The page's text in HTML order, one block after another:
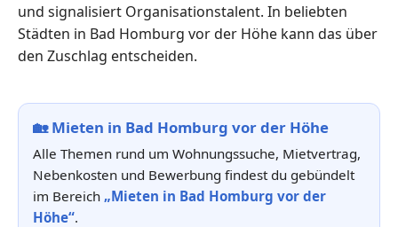
und signalisiert Organisationstalent. In beliebten
Städten in Bad Homburg vor der Höhe kann das über
den Zuschlag entscheiden.
🏡Mieten in Bad Homburg vor der Höhe
Alle Themen rund um Wohnungssuche, Mietvertrag,
Nebenkosten und Bewerbung findest du gebündelt
im Bereich „Mieten in Bad Homburg vor der
Höhe“.